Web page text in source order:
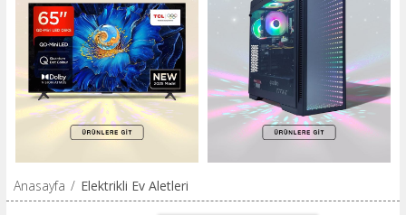
Anasayfa / Elektrikli Ev Aletleri